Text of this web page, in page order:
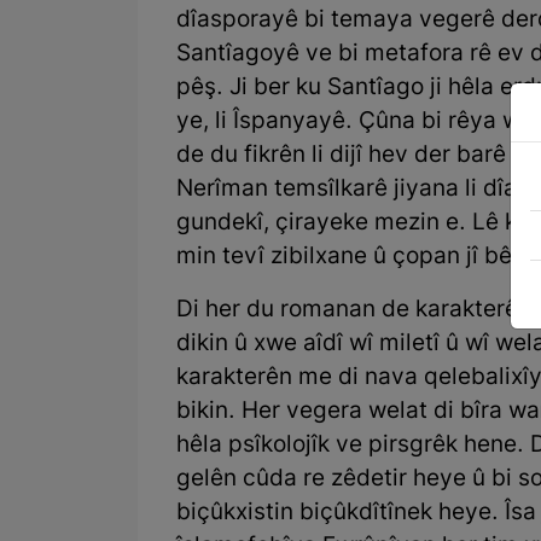
dîasporayê bi temaya vegerê
Santîagoyê ve bi metafora rê ev
pêş. Ji ber ku Santîago ji hêla
ye, li Îspanyayê. Çûna bi rêya
de du fikrên li dijî hev der barê
Nerîman temsîlkarê jiyana li
gundekî, çirayeke mezin e. Lê
min tevî zibilxane û çopan jî
Di her du romanan de karakterên
dikin û xwe aîdî wî miletî û wî
karakterên me di nava
bikin. Her vegera welat di bîra
hêla psîkolojîk ve pirsgrêk hene.
gelên cûda re zêdetir heye û bi
biçûkxistin biçûkdîtînek heye.